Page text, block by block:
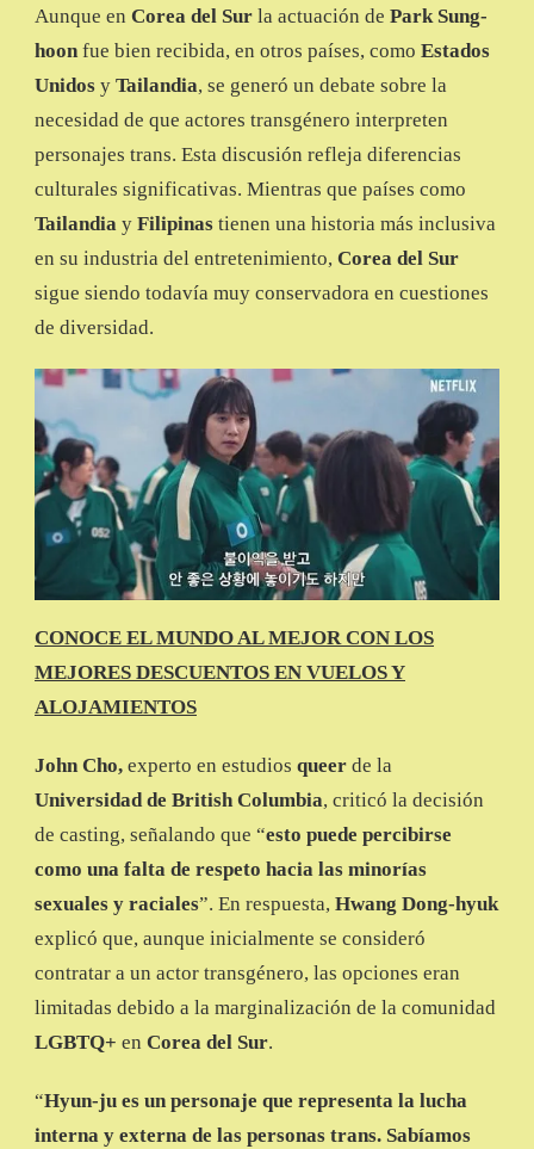
Aunque en Corea del Sur la actuación de Park Sung-
hoon fue bien recibida, en otros países, como Estados
Unidos y Tailandia, se generó un debate sobre la
necesidad de que actores transgénero interpreten
personajes trans. Esta discusión refleja diferencias
culturales significativas. Mientras que países como
Tailandia y Filipinas tienen una historia más inclusiva
en su industria del entretenimiento, Corea del Sur
sigue siendo todavía muy conservadora en cuestiones
de diversidad.
CONOCE EL MUNDO AL MEJOR CON LOS
MEJORES DESCUENTOS EN VUELOS Y
ALOJAMIENTOS
John Cho, experto en estudios queer de la
Universidad de British Columbia, criticó la decisión
de casting, señalando que “esto puede percibirse
como una falta de respeto hacia las minorías
sexuales y raciales”. En respuesta, Hwang Dong-hyuk
explicó que, aunque inicialmente se consideró
contratar a un actor transgénero, las opciones eran
limitadas debido a la marginalización de la comunidad
LGBTQ+ en Corea del Sur.
“Hyun-ju es un personaje que representa la lucha
interna y externa de las personas trans. Sabíamos